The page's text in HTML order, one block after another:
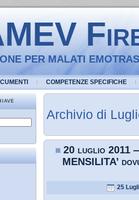
PER MALATI
COMPETENZE SPECIFICHE
Archivio di
20 luglio 2011
MENSILITA’
25